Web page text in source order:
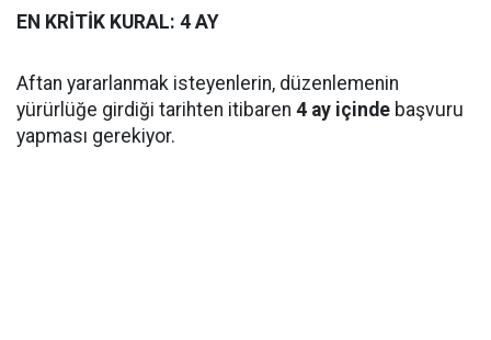
EN KRİTİK KURAL: 4 AY
Aftan yararlanmak isteyenlerin, düzenlemenin
yürürlüğe girdiği tarihten itibaren 4 ay içinde başvuru
yapması gerekiyor.